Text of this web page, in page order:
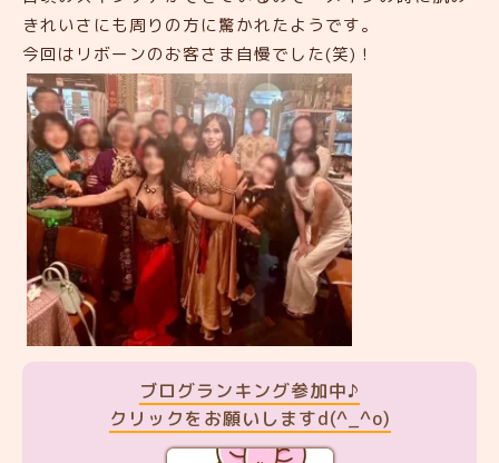
きれいさにも周りの方に驚かれたようです。
今回はリボーンのお客さま自慢でした(笑)！
ブログランキング参加中♪
クリックをお願いしますd(^_^o)